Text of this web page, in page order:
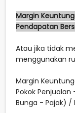
Margin
Pendapatan
Atau jika tidak
menggunakan
Margin
Pokok
Bunga - Pajak) /